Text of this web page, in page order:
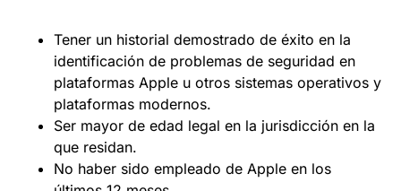
Tener un historial demostrado de éxito en la
identificación de problemas de seguridad en
plataformas Apple u otros sistemas operativos y
plataformas modernos.
Ser mayor de edad legal en la jurisdicción en la
que residan.
No haber sido empleado de Apple en los